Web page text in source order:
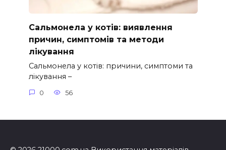
Сальмонела у котів: виявлення
причин, симптомів та методи
лікування
Сальмонела у котів: причини, симптоми та
лікування –
0 56